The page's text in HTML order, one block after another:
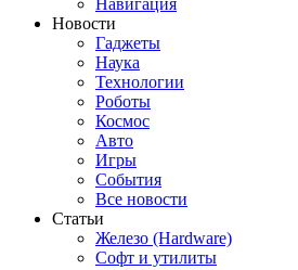
Навигация
Новости
Гаджеты
Наука
Технологии
Роботы
Космос
Авто
Игры
События
Все новости
Статьи
Железо (Hardware)
Софт и утилиты